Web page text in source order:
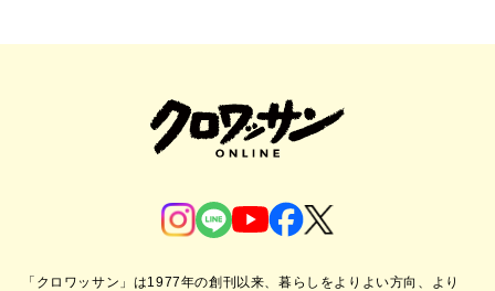
「クロワッサン」は1977年の創刊以来、暮らしをよりよい方向、より